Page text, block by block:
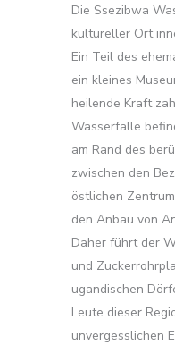
Die Ssezibwa
kultureller Ort
Ein Teil des
ein kleines
heilende Kraft
Wasserfälle
am Rand des
zwischen den
östlichen
den Anbau von
Daher führt der
und
ugandischen
Leute dieser
unvergesslichen